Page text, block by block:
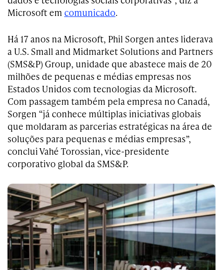
Microsoft em comunicado.
Há 17 anos na Microsoft, Phil Sorgen antes liderava
a U.S. Small and Midmarket Solutions and Partners
(SMS&P) Group, unidade que abastece mais de 20
milhões de pequenas e médias empresas nos
Estados Unidos com tecnologias da Microsoft.
Com passagem também pela empresa no Canadá,
Sorgen “já conhece múltiplas iniciativas globais
que moldaram as parcerias estratégicas na área de
soluções para pequenas e médias empresas”,
conclui Vahé Torossian, vice-presidente
corporativo global da SMS&P.